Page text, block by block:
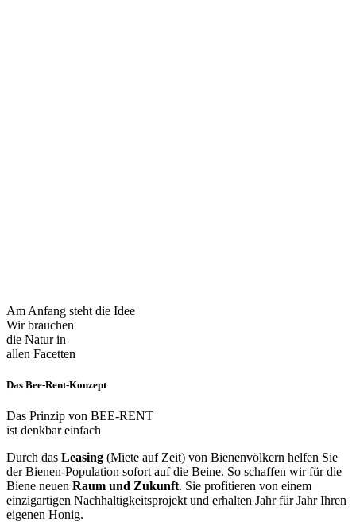
Am Anfang steht die Idee
Wir brauchen
die Natur in
allen Facetten
Das Bee-Rent-Konzept
Das Prinzip von BEE-RENT
ist denkbar einfach
Durch das Leasing (Miete auf Zeit) von Bienenvölkern helfen Sie
der Bienen-Population sofort auf die Beine. So schaffen wir für die
Biene neuen Raum und Zukunft. Sie profitieren von einem
einzigartigen Nachhaltigkeitsprojekt und erhalten Jahr für Jahr Ihren
eigenen Honig.